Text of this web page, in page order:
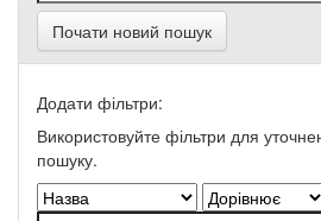
Почати новий пошук
Додати фільтри:
Використовуйте фільтри для
пошуку.